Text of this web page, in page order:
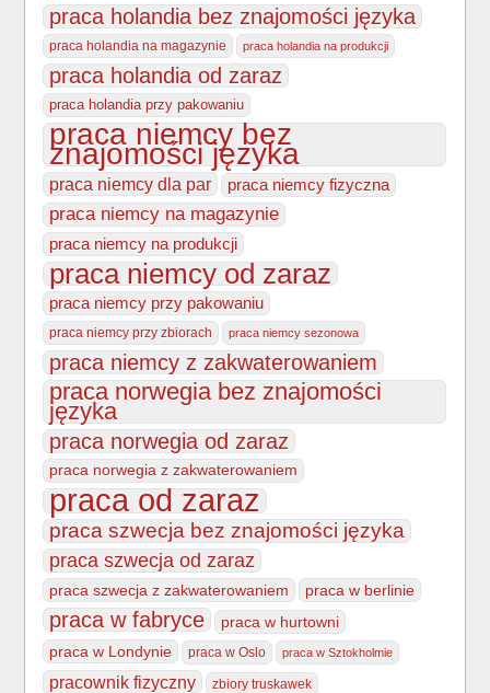
praca holandia bez znajomości języka
praca holandia na magazynie praca holandia na produkcji
praca holandia od zaraz
praca holandia przy pakowaniu
praca niemcy bez
znajomości języka
praca niemcy dla par praca niemcy fizyczna
praca niemcy na magazynie
praca niemcy na produkcji
praca niemcy od zaraz
praca niemcy przy pakowaniu
praca niemcy przy zbiorach praca niemcy sezonowa
praca niemcy z zakwaterowaniem
praca norwegia bez znajomości
języka
praca norwegia od zaraz
praca norwegia z zakwaterowaniem
praca od zaraz
praca szwecja bez znajomości języka
praca szwecja od zaraz
praca szwecja z zakwaterowaniem praca w berlinie
praca w fabryce
praca w hurtowni
praca w Londynie
praca w Oslo praca w Sztokholmie
pracownik fizyczny zbiory truskawek